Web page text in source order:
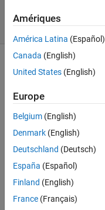
solvers
5 likes
a
function
by
finding
logic
from
this
problem
logic(1)
Amériques
América Latina (Español)
Canada (English)
United States (English)
Europe
Belgium (English)
Denmark (English)
Deutschland (Deutsch)
España (Español)
Finland (English)
France (Français)